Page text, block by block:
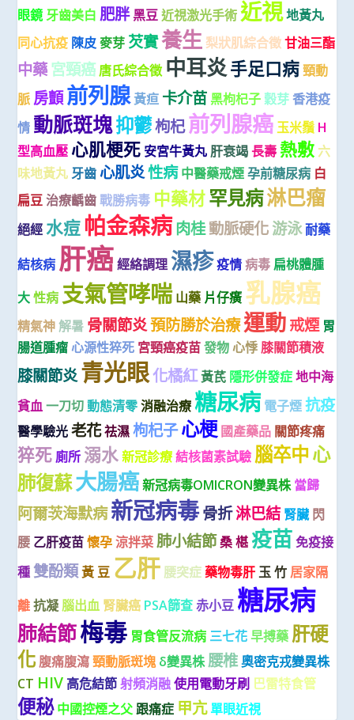
眼鏡牙齒美白 肥胖黑豆 近視激光手術 近視地黃丸
同心抗疫 陳皮 麥芽 芡實養生 梨狀肌綜合徵 甘油三酯
中藥宮頸癌唐氏綜合徵 中耳炎手足口病 頸動
脈 房顫前列腺 黃疸 卡介苗 黑枸杞子 穀芽 香港疫
情 動脈斑塊抑鬱枸杞前列腺癌 玉米鬚 H
型高血壓 心肌梗死 安宮牛黃丸 肝衰竭 長壽 熱敷 六
味地黃丸 牙齒 心肌炎性病 中醫藥戒煙 孕前糖尿病 白
扁豆 治療齲齒 戰勝病毒 中藥材罕見病淋巴瘤
絕經 水痘帕金森病肉桂動脈硬化游泳耐藥
結核病 肝癌 經絡調理 濕疹疫情 病毒 扁桃體腫
大 性病 支氣管哮喘 山藥 片仔癀 乳腺癌
精氣神 解暑 骨關節炎預防勝於治療運動戒煙 胃
腸道腫瘤 心源性猝死 宮頸癌疫苗 發物 心悸 膝關節積液
膝關節炎青光眼化橘紅黃芪 隱形併發症 地中海
貧血 一刀切 動態清零消融治療 糖尿病 電子煙 抗疫
醫學驗光 老花祛濕 枸杞子心梗 國產藥品 關節疼痛
猝死 廁所 溺水 新冠診療 結核菌素試驗 腦卒中心
肺復蘇大腸癌新冠病毒OMICRON變異株 當歸
阿爾茨海默病新冠病毒骨折淋巴結 腎臟 閃
腰 乙肝疫苗 懷孕 涼拌菜 肺小結節桑 椹 疫苗 免疫接
種 雙酚類黃 豆 乙肝 腰突症 藥物毒肝 玉 竹 居家隔
離 抗凝 腦出血 腎臟癌 PSA篩查 赤小豆 糖尿病
肺結節梅毒 胃食管反流病 三七花 早搏藥 肝硬
化 腹痛腹瀉 頸動脈斑塊 δ變異株 腰椎 奧密克戎變異株
CT HIV 高危結節 射頻消融 使用電動牙刷 巴雷特食管
便秘 中國控煙之父 跟痛症 甲亢 單眼近視